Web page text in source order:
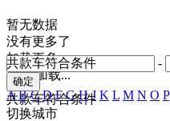
-
共款车符合条件
共款车符合条件
暂无数据
没有更多了
加载更多
正在加载...
A B C D F G H J K L M N O P
切换城市